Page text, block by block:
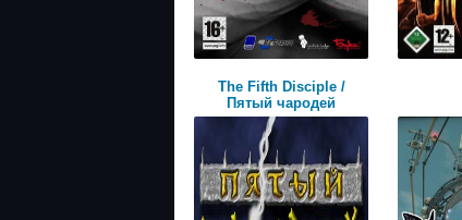
The Fifth Disciple /
Пятый чародей